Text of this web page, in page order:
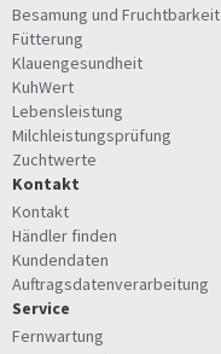
Besamung und Fruchtbarkeit
Fütterung
Klauengesundheit
KuhWert
Lebensleistung
Milchleistungsprüfung
Zuchtwerte
Kontakt
Kontakt
Händler finden
Kundendaten
Auftragsdatenverarbeitung
Service
Fernwartung